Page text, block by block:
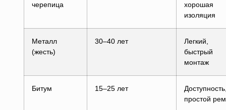
черепица
хорошая
изоляция
Металл
(жесть)
30–40 лет
Легкий,
быстрый
монтаж
Битум 15–25 лет
простой